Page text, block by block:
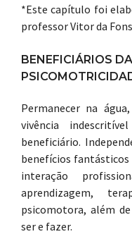
*Este capítulo foi
professor Vitor da
BENEFICIÁRIOS
Permanecer na
vivência
beneficiário.
benefícios fantásticos
interação
aprendizagem,
psicomotora, além
ser e fazer.